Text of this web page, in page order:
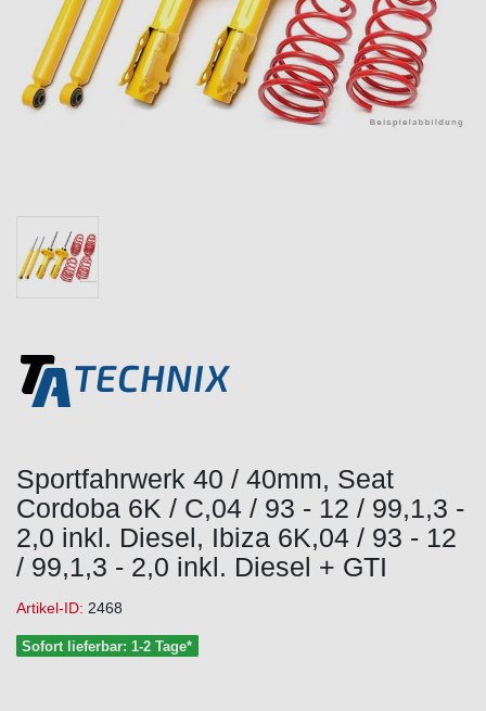
Sportfahrwerk 40 / 40mm, Seat
Cordoba 6K / C,04 / 93 - 12 / 99,1,3 -
2,0 inkl. Diesel, Ibiza 6K,04 / 93 - 12
/ 99,1,3 - 2,0 inkl. Diesel + GTI
Artikel-ID: 2468
Sofort lieferbar: 1-2 Tage*